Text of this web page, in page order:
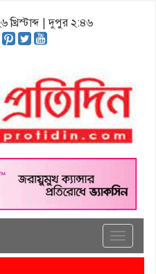
| দুপুর ২:৪৬
Toggle